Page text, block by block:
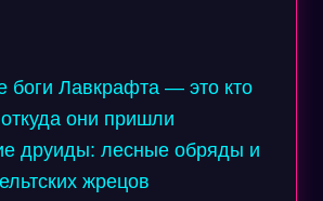
боги Лавкрафта — это кто
они пришли
друиды: лесные обряды и
жрецов